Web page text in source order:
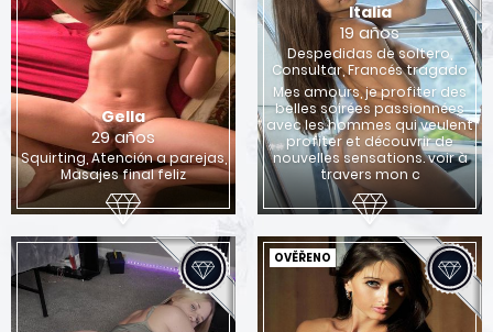
Gella
29 años
Squirting, Atención a parejas,
Masajes final feliz
Italia
19 años
Despedidas de soltero,
Consultar, Francés tragado
Mes amours, je profiter des
belles soirées passionnées
avec les hommes qui veulent
profiter et découvrir de
nouvelles sensations. voir à
travers mon c
OVĚŘENO